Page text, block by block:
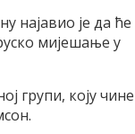
најавио је да ће
мијешање у
групи, коју чине